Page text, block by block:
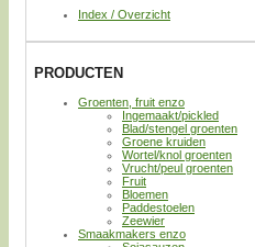
Index / Overzicht
PRODUCTEN
Groenten, fruit enzo
Ingemaakt/pickled
Blad/stengel groenten
Groene kruiden
Wortel/knol groenten
Vrucht/peul groenten
Fruit
Bloemen
Paddestoelen
Zeewier
Smaakmakers enzo